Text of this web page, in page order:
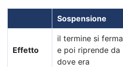
Sospensione
Effetto
il termine si ferma
e poi riprende da
dove era